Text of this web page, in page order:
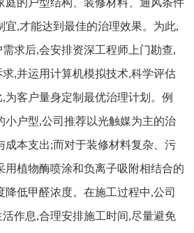
庭的户型结构、装修材料、通风条件
宜,才能达到最佳的治理效果。为此,
求后,会安排资深工程师上门勘查,
,并运用计算机模拟技术,科学评估
为客户量身定制最优治理计划。例
小户型,公司推荐以光触媒为主的治
成本支出;而对于装修材料复杂、污
用植物酶喷涂和负离子吸附相结合的
降低甲醛浓度。在施工过程中,公司
作息,合理安排施工时间,尽量避免